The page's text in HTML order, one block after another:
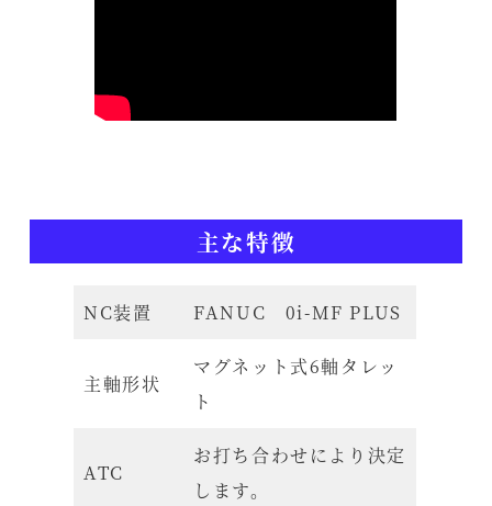
主な特徴
NC装置 FANUC 0i-MF PLUS
主軸形状
マグネット式6軸タレッ
ト
ATC
お打ち合わせにより決定
します。